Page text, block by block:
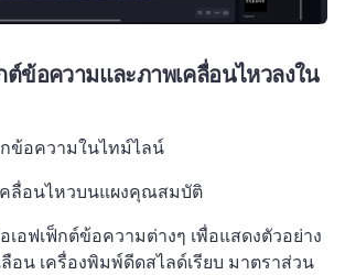
ต์ข้อความและภาพเคลื่อนไหวลงใน
กข้อความในไทม์ไลน์
ลื่อนไหวบนแผงคุณสมบัติ
เอฟเฟ็กต์ข้อความต่างๆ เพื่อแสดงตัวอย่าง
ลือน เครื่องพิมพ์ดีดสไลด์เรียบ มาตราส่วน